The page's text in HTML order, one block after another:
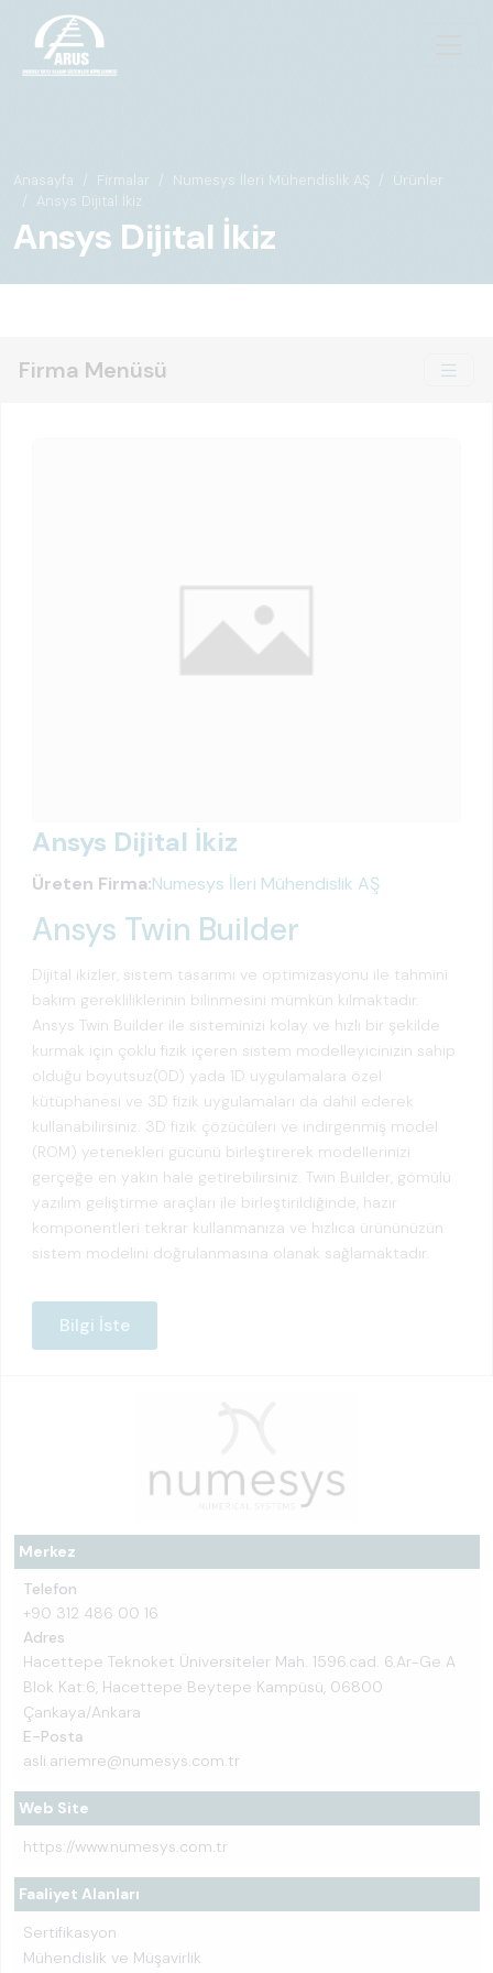
Anasayfa Firmalar Numesys İleri Mühendislik AŞ
Ürünler
Ansys Dijital İkiz
Ansys Dijital İkiz
Firma Menüsü
Merkez
Telefon
+90 312 486 00 16
Adres
Hacettepe Teknoket Üniversiteler Mah. 1596.cad. 6.Ar-Ge A
Blok Kat:6, Hacettepe Beytepe Kampüsü, 06800
Çankaya/Ankara
E-Posta
asli.ariemre@numesys.com.tr
Web Site
https://www.numesys.com.tr
Faaliyet Alanları
Sertifikasyon
Mühendislik ve Müşavirlik
Ansys Dijital İkiz
Üreten Firma:Numesys İleri Mühendislik AŞ
Ansys Twin Builder
Dijital ikizler, sistem tasarımı ve optimizasyonu ile tahmini
bakım gerekliliklerinin bilinmesini mümkün kılmaktadır.
Ansys Twin Builder ile sisteminizi kolay ve hızlı bir şekilde
kurmak için çoklu fizik içeren sistem modelleyicinizin sahip
olduğu boyutsuz(0D) yada 1D uygulamalara özel
kütüphanesi ve 3D fizik uygulamaları da dahil ederek
kullanabilirsiniz. 3D fizik çözücüleri ve indirgenmiş model
(ROM) yetenekleri gücünü birleştirerek modellerinizi
gerçeğe en yakın hale getirebilirsiniz. Twin Builder, gömülü
yazılım geliştirme araçları ile birleştirildiğinde, hazır
komponentleri tekrar kullanmanıza ve hızlıca ürününüzün
sistem modelini doğrulanmasına olanak sağlamaktadır.
Bilgi İste